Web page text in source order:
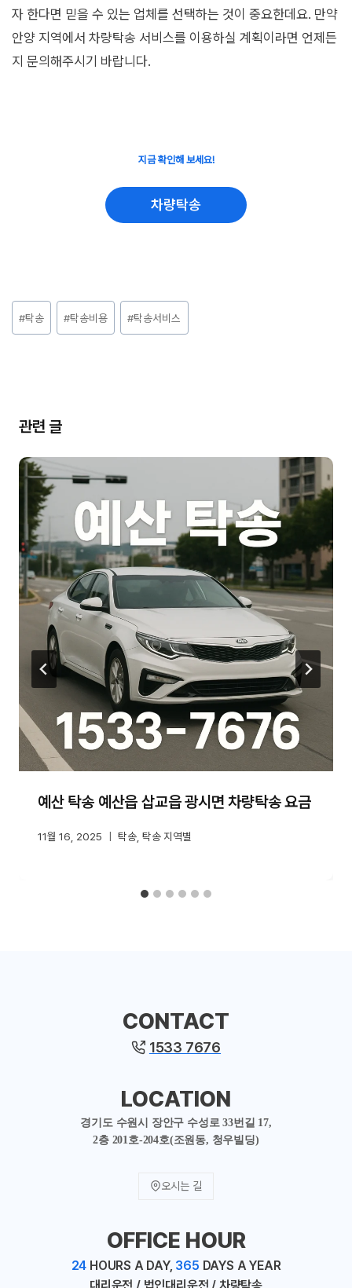
자 한다면 믿을 수 있는 업체를 선택하는 것이 중요한데요. 만약
안양 지역에서 차량탁송 서비스를 이용하실 계획이라면 언제든
지 문의해주시기 바랍니다.
지금 확인해 보세요!
차량탁송
Post
Tags:
#탁송 #탁송비용 #탁송서비스
관련 글
예산 탁송 예산읍 삽교읍 광시면 차량탁송 요금
11월 16, 2025 탁송 탁송 지역별
CONTACT
1533 7676
LOCATION
경기도 수원시 장안구 수성로 33번길 17,
2층 201호-204호(조원동, 청우빌딩)
오시는 길
OFFICE HOUR
24 HOURS A DAY, 365 DAYS A YEAR